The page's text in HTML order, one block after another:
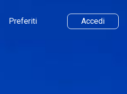
Preferiti Accedi